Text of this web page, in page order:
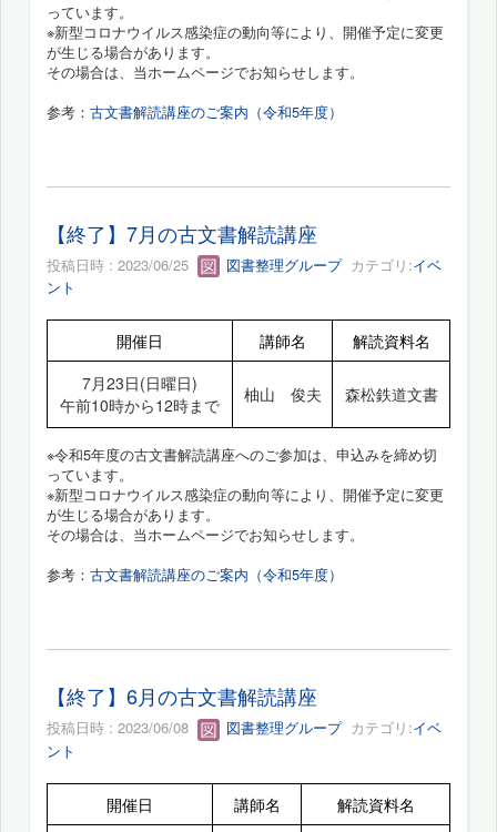
っています。
※新型コロナウイルス感染症の動向等により、開催予定に変更
が生じる場合があります。
その場合は、当ホームページでお知らせします。
参考： 古文書解読講座のご案内（令和5年度）
【終了】7月の古文書解読講座
投稿日時 : 2023/06/25 図書整理グループカテゴリ:イベ
ント
開催日 講師名
解読資料名
7月23日(日曜日)
午前10時から12時まで
柚山 俊夫 森松鉄道文書
※令和5年度の古文書解読講座へのご参加は、申込みを締め切
っています。
※新型コロナウイルス感染症の動向等により、開催予定に変更
が生じる場合があります。
その場合は、当ホームページでお知らせします。
参考： 古文書解読講座のご案内（令和5年度）
【終了】6月の古文書解読講座
投稿日時 : 2023/06/08 図書整理グループカテゴリ:イベ
ント
開催日 講師名
解読資料名